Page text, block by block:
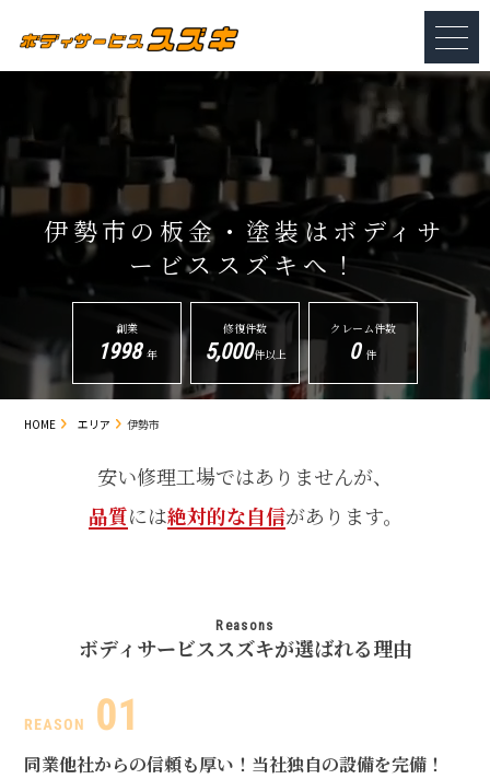
伊勢市の板金・塗装は ボディサ
ービススズキへ！
創業
1998 年
修復件数
5,000件以上
クレーム件数
0 件
HOME エリア 伊勢市
安い修理工場ではありませんが、
品質には絶対的な自信があります。
Reasons
ボディサービススズキが選ばれる理由
同業他社からの信頼も厚い！ 当社独自の設備を完備！